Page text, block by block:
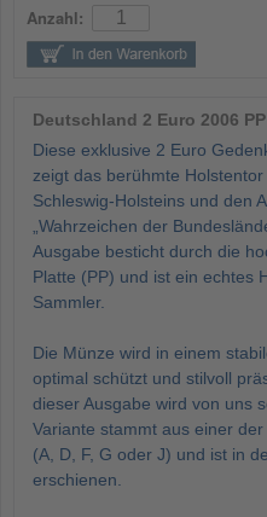
Anzahl:
Deutschland 2 Euro 2006
Diese exklusive 2 Euro
zeigt das berühmte
Schleswig-Holsteins und den
„Wahrzeichen der
Ausgabe besticht durch die
Platte (PP) und ist ein echtes
Sammler.
Die Münze wird in einem
optimal schützt und stilvoll
dieser Ausgabe wird von uns
Variante stammt aus einer
(A, D, F, G oder J) und ist in
erschienen.